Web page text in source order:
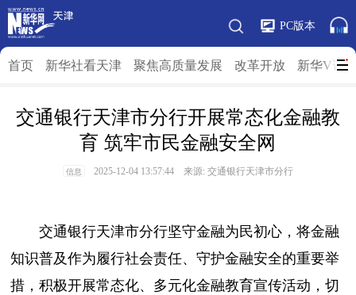
PC版本
首页 新华社看天津 聚焦高质量发展 改革开放 新华V访
交通银行天津市分行开展常态化金融教
育 筑牢市民金融安全网
信息 2025-12-04 13:57:44 来源: 交通银行天津市分行
交通银行天津市分行坚守金融为民初心，将金融
知识普及作为履行社会责任、守护金融安全的重要举
措，积极开展常态化、多元化金融教育宣传活动，切